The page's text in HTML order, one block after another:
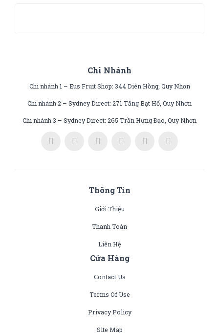
Chi Nhánh
Chi nhánh 1 – Eus Fruit Shop: 344 Diên Hồng, Quy Nhơn
Chi nhánh 2 – Sydney Direct: 271 Tăng Bạt Hổ, Quy Nhơn
Chi nhánh 3 – Sydney Direct: 265 Trần Hưng Đạo, Quy Nhơn
Thông Tin
Giới Thiệu
Thanh Toán
Liên Hệ
Cửa Hàng
Contact Us
Terms Of Use
Privacy Policy
Site Map